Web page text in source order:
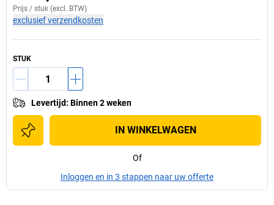
Prijs / stuk (excl. BTW)
exclusief verzendkosten
STUK
Levertijd: Binnen 2 weken
IN WINKELWAGEN
Of
Inloggen en in 3 stappen naar uw offerte